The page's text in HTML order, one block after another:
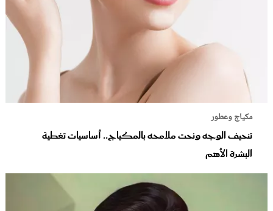
مكياج وعطور
تنحيف الوجه ونحت ملامحه بالمكياج.. أساسيات تغطية
البشرة الأهم